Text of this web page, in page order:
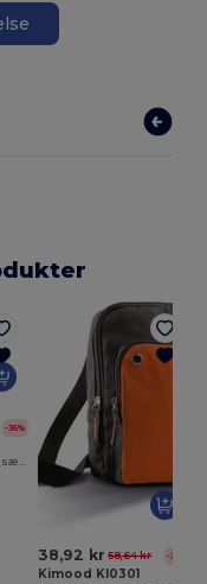
-36%
Praktisk Halvmåne Rygsæk med SBS Lynlåse
38,92 kr 58,64 kr -34%
Kimood KI0301